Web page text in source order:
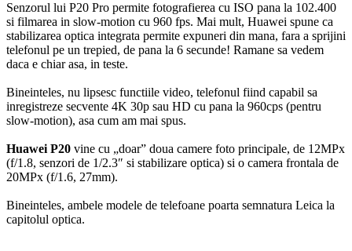
Senzorul lui P20 Pro permite fotografierea cu ISO pana la 102.400
si filmarea in slow-motion cu 960 fps. Mai mult, Huawei spune ca
stabilizarea optica integrata permite expuneri din mana, fara a sprijini
telefonul pe un trepied, de pana la 6 secunde! Ramane sa vedem
daca e chiar asa, in teste.
Bineinteles, nu lipsesc functiile video, telefonul fiind capabil sa
inregistreze secvente 4K 30p sau HD cu pana la 960cps (pentru
slow-motion), asa cum am mai spus.
Huawei P20 vine cu „doar” doua camere foto principale, de 12MPx
(f/1.8, senzori de 1/2.3″ si stabilizare optica) si o camera frontala de
20MPx (f/1.6, 27mm).
Bineinteles, ambele modele de telefoane poarta semnatura Leica la
capitolul optica.